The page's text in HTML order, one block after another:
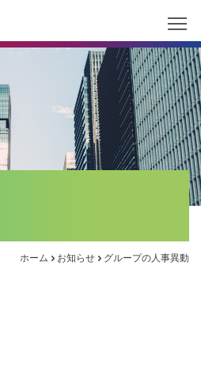
ホーム お知らせ グループの人事異動